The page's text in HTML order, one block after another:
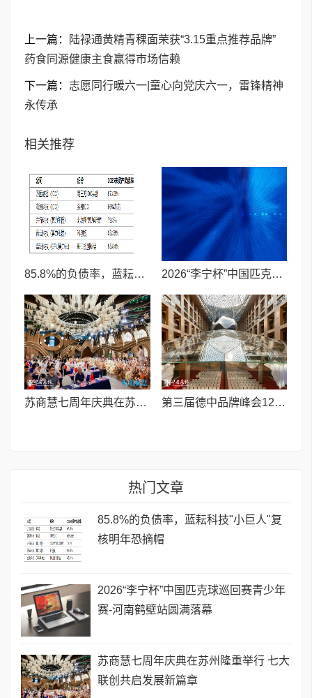
上一篇：
陆禄通黄精青稞面荣获“3.15重点推荐品牌”
药食同源健康主食赢得市场信赖
下一篇： 志愿同行暖六一|童心向党庆六一，雷锋精神
永传承
相关推荐
85.8%的负债率，蓝耘科技"小巨人"复核明年恐摘帽 2026“李宁杯”中国匹克球巡回赛青少年赛-河南鹤壁站圆满落幕
苏商慧七周年庆典在苏州隆重举行 七大联创共启发展新篇章 第三届德中品牌峰会12月将在柏林举办，聚焦人工智能时代品牌全球化发展
热门文章
85.8%的负债率，蓝耘科技"小巨人"复
核明年恐摘帽
2026“李宁杯”中国匹克球巡回赛青少年
赛-河南鹤壁站圆满落幕
苏商慧七周年庆典在苏州隆重举行 七大
联创共启发展新篇章